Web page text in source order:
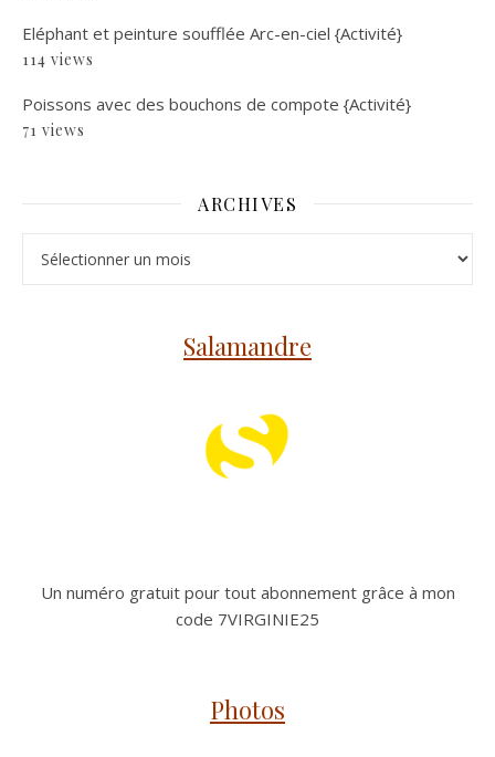
Eléphant et peinture soufflée Arc-en-ciel {Activité}
114 views
Poissons avec des bouchons de compote {Activité}
71 views
ARCHIVES
Salamandre
Un numéro gratuit pour tout abonnement grâce à mon
code 7VIRGINIE25
Photos